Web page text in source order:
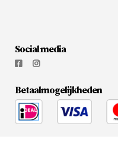
Social media
Betaalmogelijkheden